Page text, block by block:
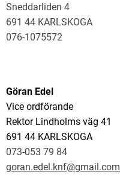
Sneddarliden 4
691 44 KARLSKOGA
076-1075572
Göran Edel
Vice ordförande
Rektor Lindholms väg 41
691 44 KARLSKOGA
073-053 79 84
goran.edel.knf@gmail.com